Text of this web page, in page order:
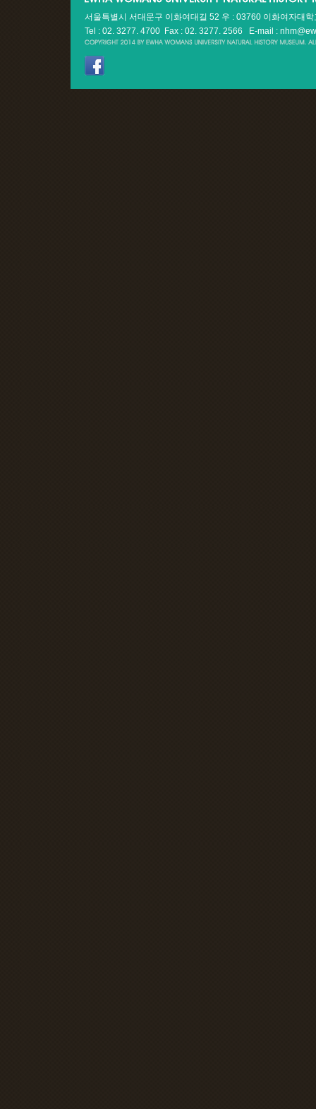
서울특별시 서대문구 이화여대길 52 우 : 03760 이화여자대
Tel : 02. 3277. 4700 Fax : 02. 3277. 2566
E-mail :